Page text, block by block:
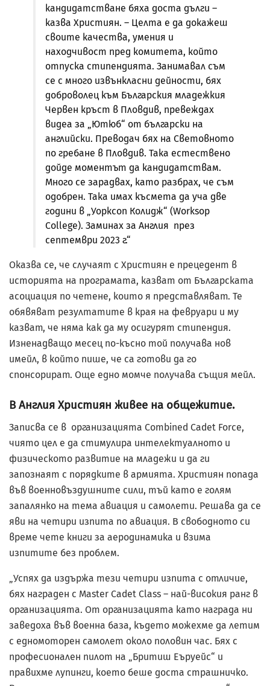
кандидатстване бяха доста дълги –
казва Християн. – Целта е да докажеш
своите качества, умения и
находчивост пред комитета, който
отпуска стипендията. Занимавал съм
се с много извънкласни дейности, бях
доброволец към Българския младежкия
Червен кръст в Пловдив, превеждах
видеа за „Ютюб“ от български на
английски. Преводач бях на Световното
по гребане в Пловдив. Така естествено
дойде моментът да кандидатствам.
Много се зарадвах, като разбрах, че съм
одобрен. Така имах късмета да уча две
години в „Уорксоп Колидж“ (Worksop
College). Заминах за Англия през
септември 2023 г.“
Оказва се, че случаят с Християн е прецедент в
историята на програмата, казват от Българската
асоциация по четене, които я представляват. Те
обявяват резултатите в края на февруари и му
казват, че няма как да му осигурят стипендия.
Изненадващо месец по-късно той получава нов
имейл, в който пише, че са готови да го
спонсорират. Още едно момче получава същия мейл.
В Англия Християн живее на общежитие.
Записва се в организацията Combined Cadet Force,
чиято цел е да стимулира интелектуалното и
физическото развитие на младежи и да ги
запознаят с порядките в армията. Християн попада
във военновъздушните сили, тъй като е голям
запалянко на тема авиация и самолети. Решава да се
яви на четири изпита по авиация. В свободното си
време чете книги за аеродинамика и взима
изпитите без проблем.
„Успях да издържа тези четири изпита с отличие,
бях награден с Master Cadet Class – най-високия ранг в
организацията. От организацията като награда ни
заведоха във военна база, където можехме да летим
с едномоторен самолет около половин час. Бях с
професионален пилот на „Бритиш Еъруейс“ и
правихме лупинги, което беше доста страшничко.